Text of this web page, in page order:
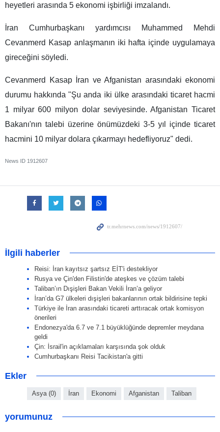
heyetleri arasında 5 ekonomi işbirliği imzalandı.
İran Cumhurbaşkanı yardımcısı Muhammed Mehdi
Cevanmerd Kasap anlaşmanın iki hafta içinde uygulamaya
gireceğini söyledi.
Cevanmerd Kasap İran ve Afganistan arasındaki ekonomi
durumu hakkında "Şu anda iki ülke arasındaki ticaret hacmi
1 milyar 600 milyon dolar seviyesinde. Afganistan Ticaret
Bakanı'nın talebi üzerine önümüzdeki 3-5 yıl içinde ticaret
hacmini 10 milyar dolara çıkarmayı hedefliyoruz" dedi.
News ID 1912607
İlgili haberler
Reisi: İran kayıtsız şartsız EİT'i destekliyor
Rusya ve Çin'den Filistin'de ateşkes ve çözüm talebi
Taliban’ın Dışişleri Bakan Vekili İran’a geliyor
İran’da G7 ülkeleri dışişleri bakanlarının ortak bildirisine tepki
Türkiye ile İran arasındaki ticareti arttıracak ortak komisyon
önerileri
Endonezya'da 6.7 ve 7.1 büyüklüğünde depremler meydana
geldi
Çin: İsrail'in açıklamaları karşısında şok olduk
Cumhurbaşkanı Reisi Tacikistan'a gitti
Ekler
Asya (0) İran Ekonomi Afganistan Taliban
yorumunuz